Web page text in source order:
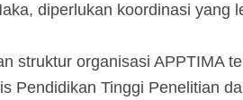
diperlukan koordinasi yang
struktur organisasi APPTIMA
Pendidikan Tinggi Penelitian